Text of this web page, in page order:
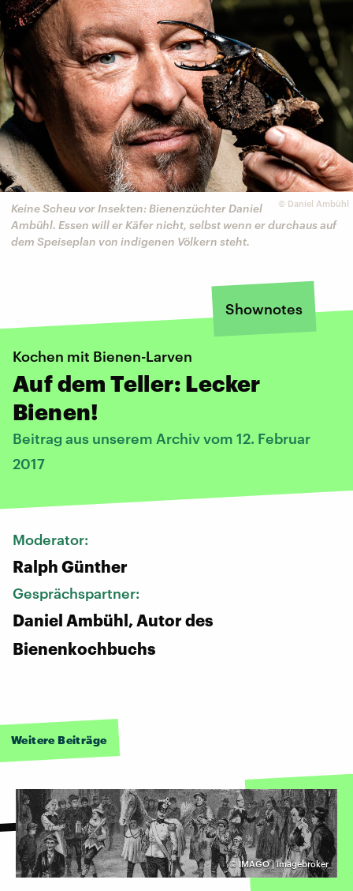
© Daniel Ambühl
Keine Scheu vor Insekten: Bienenzüchter Daniel
Ambühl. Essen will er Käfer nicht, selbst wenn er durchaus auf
dem Speiseplan von indigenen Völkern steht.
Shownotes
Kochen mit Bienen-Larven
Auf dem Teller: Lecker
Bienen!
Beitrag aus unserem Archiv vom 12. Februar
2017
Moderator:
Ralph Günther
Gesprächspartner:
Daniel Ambühl, Autor des
Bienenkochbuchs
Weitere Beiträge
©IMAGO | imagebroker